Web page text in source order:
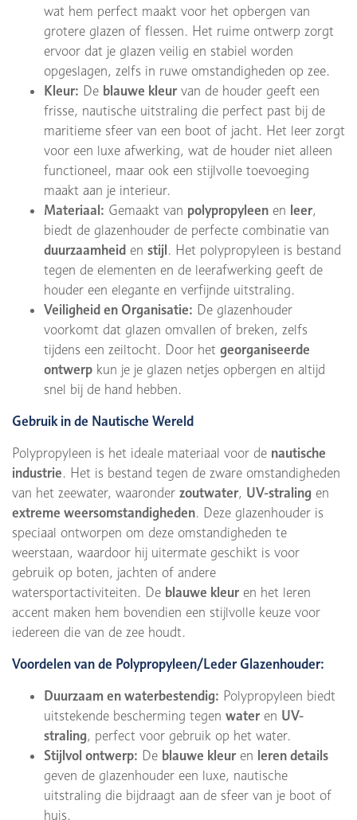
wat hem perfect maakt voor het opbergen van
grotere glazen of flessen. Het ruime ontwerp zorgt
ervoor dat je glazen veilig en stabiel worden
opgeslagen, zelfs in ruwe omstandigheden op zee.
Kleur: De blauwe kleurvan de houder geeft een
frisse, nautische uitstraling die perfect past bij de
maritieme sfeer van een boot of jacht. Het leer zorgt
voor een luxe afwerking, wat de houder niet alleen
functioneel, maar ook een stijlvolle toevoeging
maakt aan je interieur.
Materiaal: Gemaakt van polypropyleen en leer,
biedt de glazenhouder de perfecte combinatie van
duurzaamheid en stijl . Het polypropyleen is bestand
tegen de elementen en de leerafwerking geeft de
houder een elegante en verfijnde uitstraling.
Veiligheid en Organisatie: De glazenhouder
voorkomt dat glazen omvallen of breken, zelfs
tijdens een zeiltocht. Door het georganiseerde
ontwerp kun je je glazen netjes opbergen en altijd
snel bij de hand hebben.
Gebruik in de Nautische Wereld
Polypropyleen is het ideale materiaal voor de nautische
industrie. Het is bestand tegen de zware omstandigheden
van het zeewater, waaronder zoutwater, UV-straling en
extreme weersomstandigheden. Deze glazenhouder is
speciaal ontworpen om deze omstandigheden te
weerstaan, waardoor hij uitermate geschikt is voor
gebruik op boten, jachten of andere
watersportactiviteiten. De blauwe kleuren het leren
accent maken hem bovendien een stijlvolle keuze voor
iedereen die van de zee houdt.
Voordelen van de Polypropyleen/Leder Glazenhouder:
Duurzaam en waterbestendig: Polypropyleen biedt
uitstekende bescherming tegen wateren UV-
straling, perfect voor gebruik op het water.
Stijlvol ontwerp: De blauwe kleuren leren details
geven de glazenhouder een luxe, nautische
uitstraling die bijdraagt aan de sfeer van je boot of
huis.